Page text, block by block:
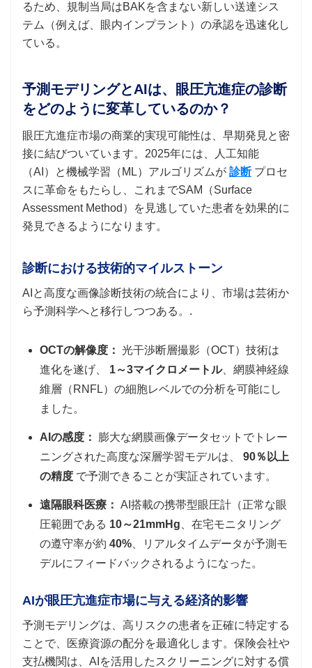
るため、規制当局はBAKを含まない新しい送達シス
テム（例えば、眼内インプラント）の承認を迅速化し
ている。
予測モデリングとAIは、眼圧亢進症の診断
をどのように変革しているのか？
眼圧亢進症市場の商業的実現可能性は、早期発見と密
接に結びついています。2025年には、人工知能
（AI）と機械学習（ML）アルゴリズムが 診断プロセ
スに革命をもたらし、これまでSAM（Surface
Assessment Method）を見逃していた患者を効果的に
発見できるようになります。
診断における技術的マイルストーン
AIと高度な画像診断技術の統合により、市場は芸術か
ら予測科学へと移行しつつある。.
OCTの解像度： 光干渉断層撮影（OCT）技術は
進化を遂げ、 1～3マイクロメートル、網膜神経線
維層（RNFL）の細胞レベルでの分析を可能にし
ました。
AIの感度：
膨大な網膜画像データセットでトレー
ニングされた高度な深層学習モデルは、 90％以上
の精度 で予測できることが実証されています。
遠隔眼科医療： AI搭載の携帯型眼圧計（正常な眼
圧範囲である 10～21mmHg 、在宅モニタリング
の遵守率が約 40% 、リアルタイムデータが予測モ
デルにフィードバックされるようになった。
AIが眼圧亢進症市場に与える経済的影響
予測モデリングは、高リスクの患者を正確に特定する
ことで、医療資源の配分を最適化します。保険会社や
支払機関は、AIを活用したスクリーニングに対する償